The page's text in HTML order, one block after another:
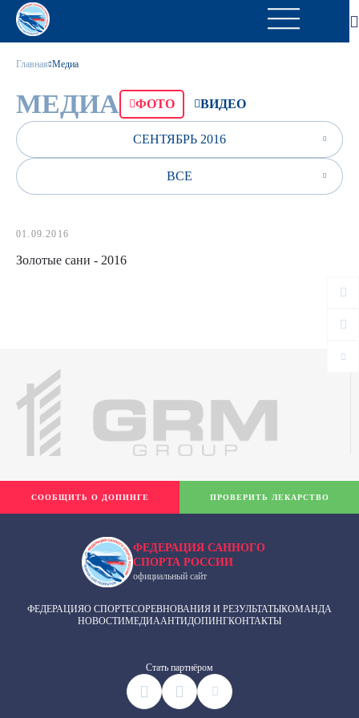
Главная Медиа
МЕДИА ФОТО ВИДЕО
СЕНТЯБРЬ 2016
ВСЕ
01.09.2016
Золотые сани - 2016
ФЕДЕРАЦИЯ САННОГО
СПОРТА РОССИИ
официальный сайт
ФЕДЕРАЦИЯО СПОРТЕСОРЕВНОВАНИЯ И РЕЗУЛЬТАТЫКОМАНДА
НОВОСТИМЕДИААНТИДОПИНГКОНТАКТЫ
Cтать партнёром
СООБЩИТЬ О ДОПИНГЕ ПРОВЕРИТЬ ЛЕКАРСТВО